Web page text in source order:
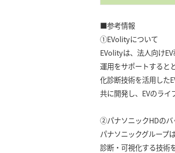
■参考情報
①EVolityについて
EVolityは、法人向け
運用をサポートすると
化診断技術を活用した
共に開発し、EVのライ
②パナソニックHDのバ
パナソニックグループ
診断・可視化する技術